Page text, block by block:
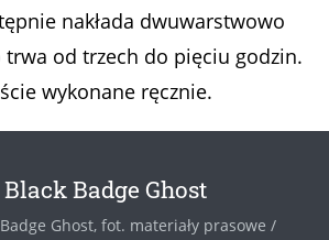
nakłada dwuwarstwowo
od trzech do pięciu godzin.
wykonane ręcznie.
Badge Ghost
Ghost, fot. materiały prasowe /